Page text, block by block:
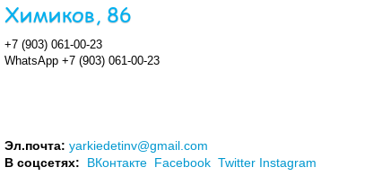
Химиков, 86
+7 (903) 061-00-23
WhatsApp +7 (903) 061-00-23
Эл.почта: yarkiedetinv@gmail.com
В соцсетях: ВКонтакте Facebook Twitter Instagram